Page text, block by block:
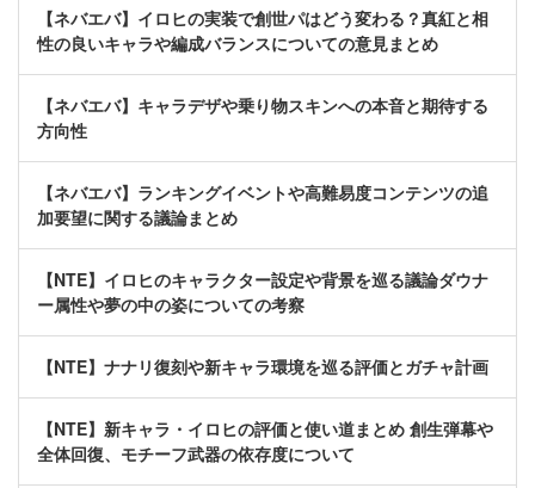
【ネバエバ】イロヒの実装で創世パはどう変わる？真紅と相
性の良いキャラや編成バランスについての意見まとめ
【ネバエバ】キャラデザや乗り物スキンへの本音と期待する
方向性
【ネバエバ】ランキングイベントや高難易度コンテンツの追
加要望に関する議論まとめ
【NTE】イロヒのキャラクター設定や背景を巡る議論ダウナ
ー属性や夢の中の姿についての考察
【NTE】ナナリ復刻や新キャラ環境を巡る評価とガチャ計画
【NTE】新キャラ・イロヒの評価と使い道まとめ 創生弾幕や
全体回復、モチーフ武器の依存度について